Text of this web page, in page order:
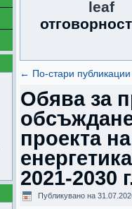
← По-стари публикации
Обява за
проекта
2021-2030
Публикувано на